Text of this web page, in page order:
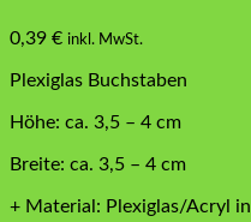
0,39 € inkl. MwSt.
Plexiglas Buchstaben
Höhe: ca. 3,5 – 4 cm
Breite: ca. 3,5 – 4 cm
+ Material: Plexiglas/Acryl